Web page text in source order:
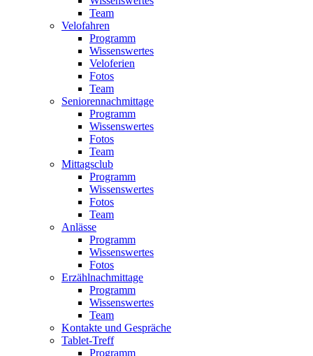
Team
Velofahren
Programm
Wissenswertes
Veloferien
Fotos
Team
Seniorennachmittage
Programm
Wissenswertes
Fotos
Team
Mittagsclub
Programm
Wissenswertes
Fotos
Team
Anlässe
Programm
Wissenswertes
Fotos
Erzählnachmittage
Programm
Wissenswertes
Team
Kontakte und Gespräche
Tablet-Treff
Programm